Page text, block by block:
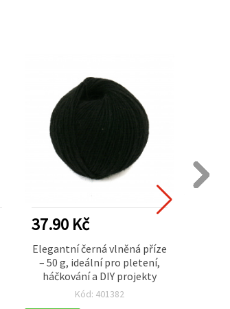
37.90 Kč
Elegantní černá vlněná příze
– 50 g, ideální pro pletení,
háčkování a DIY projekty
Kód: 401382